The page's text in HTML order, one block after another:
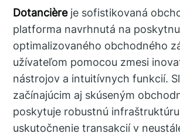
Dotancièreje sofistikovaná
platforma navrhnutá na
optimalizovaného obchodného
užívateľom pomocou zmesi
nástrojov a intuitívnych funkcií.
začínajúcim aj skúseným
poskytuje robustnú
uskutočnenie transakcií v